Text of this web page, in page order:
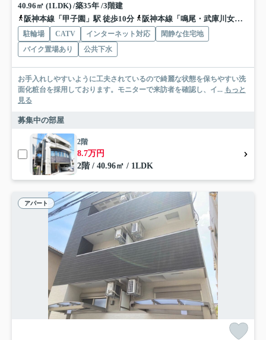
40.96㎡ (1LDK) /築35年 /3階建
阪神本線「甲子園」駅 徒歩10分
阪神本線「鳴尾・武庫川女子大前」駅 徒歩15分
駐輪場 CATV インターネット対応
閑静な住宅地
バイク置場あり
公共下水
お手入れしやすいように工夫されているので綺麗な状態を保ちやすい洗
面化粧台を採用しております。モニターで来訪者を確認し、イ... もっと
見る
募集中の部屋
2階
8.7万円
2階 / 40.96㎡ / 1LDK
アパート